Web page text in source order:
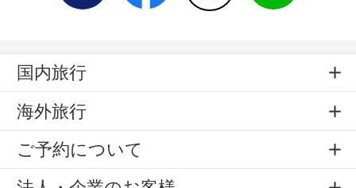
国内旅行
海外旅行
ご予約について